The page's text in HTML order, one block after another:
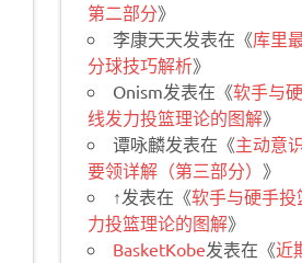
第二部分》
李康天天发表在《库里
分球技巧解析》
Onism发表在《软手与
线发力投篮理论的图解》
谭咏麟发表在《主动意
要领详解（第三部分）》
↑发表在《软手与硬手投
力投篮理论的图解》
BasketKobe发表在《近